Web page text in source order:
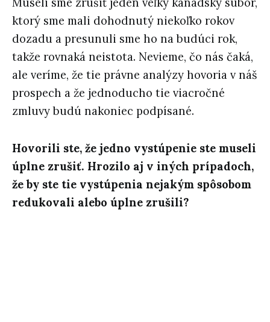
Museli sme zrušiť jeden veľký kanadský súbor,
ktorý sme mali dohodnutý niekoľko rokov
dozadu a presunuli sme ho na budúci rok,
takže rovnaká neistota. Nevieme, čo nás čaká,
ale veríme, že tie právne analýzy hovoria v náš
prospech a že jednoducho tie viacročné
zmluvy budú nakoniec podpísané.
Hovorili ste, že jedno vystúpenie ste museli
úplne zrušiť. Hrozilo aj v iných prípadoch,
že by ste tie vystúpenia nejakým spôsobom
redukovali alebo úplne zrušili?